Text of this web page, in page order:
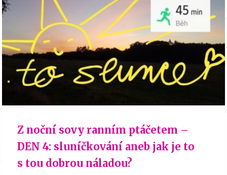
Z noční sovy ranním ptáčetem –
DEN 4: sluníčkování aneb jak je to
s tou dobrou náladou?